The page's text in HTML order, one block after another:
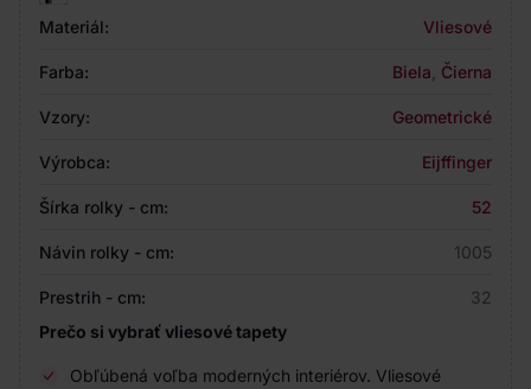
Materiál: Vliesové
Farba: Biela Čierna
Vzory: Geometrické
Výrobca: Eijffinger
Šírka rolky - cm: 52
Návin rolky - cm: 1005
Prestrih - cm:
32
Prečo si vybrať vliesové tapety
Obľúbená voľba moderných interiérov. Vliesové